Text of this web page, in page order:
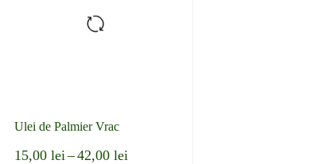
Ulei de Palmier Vrac
15,00 lei–42,00 lei